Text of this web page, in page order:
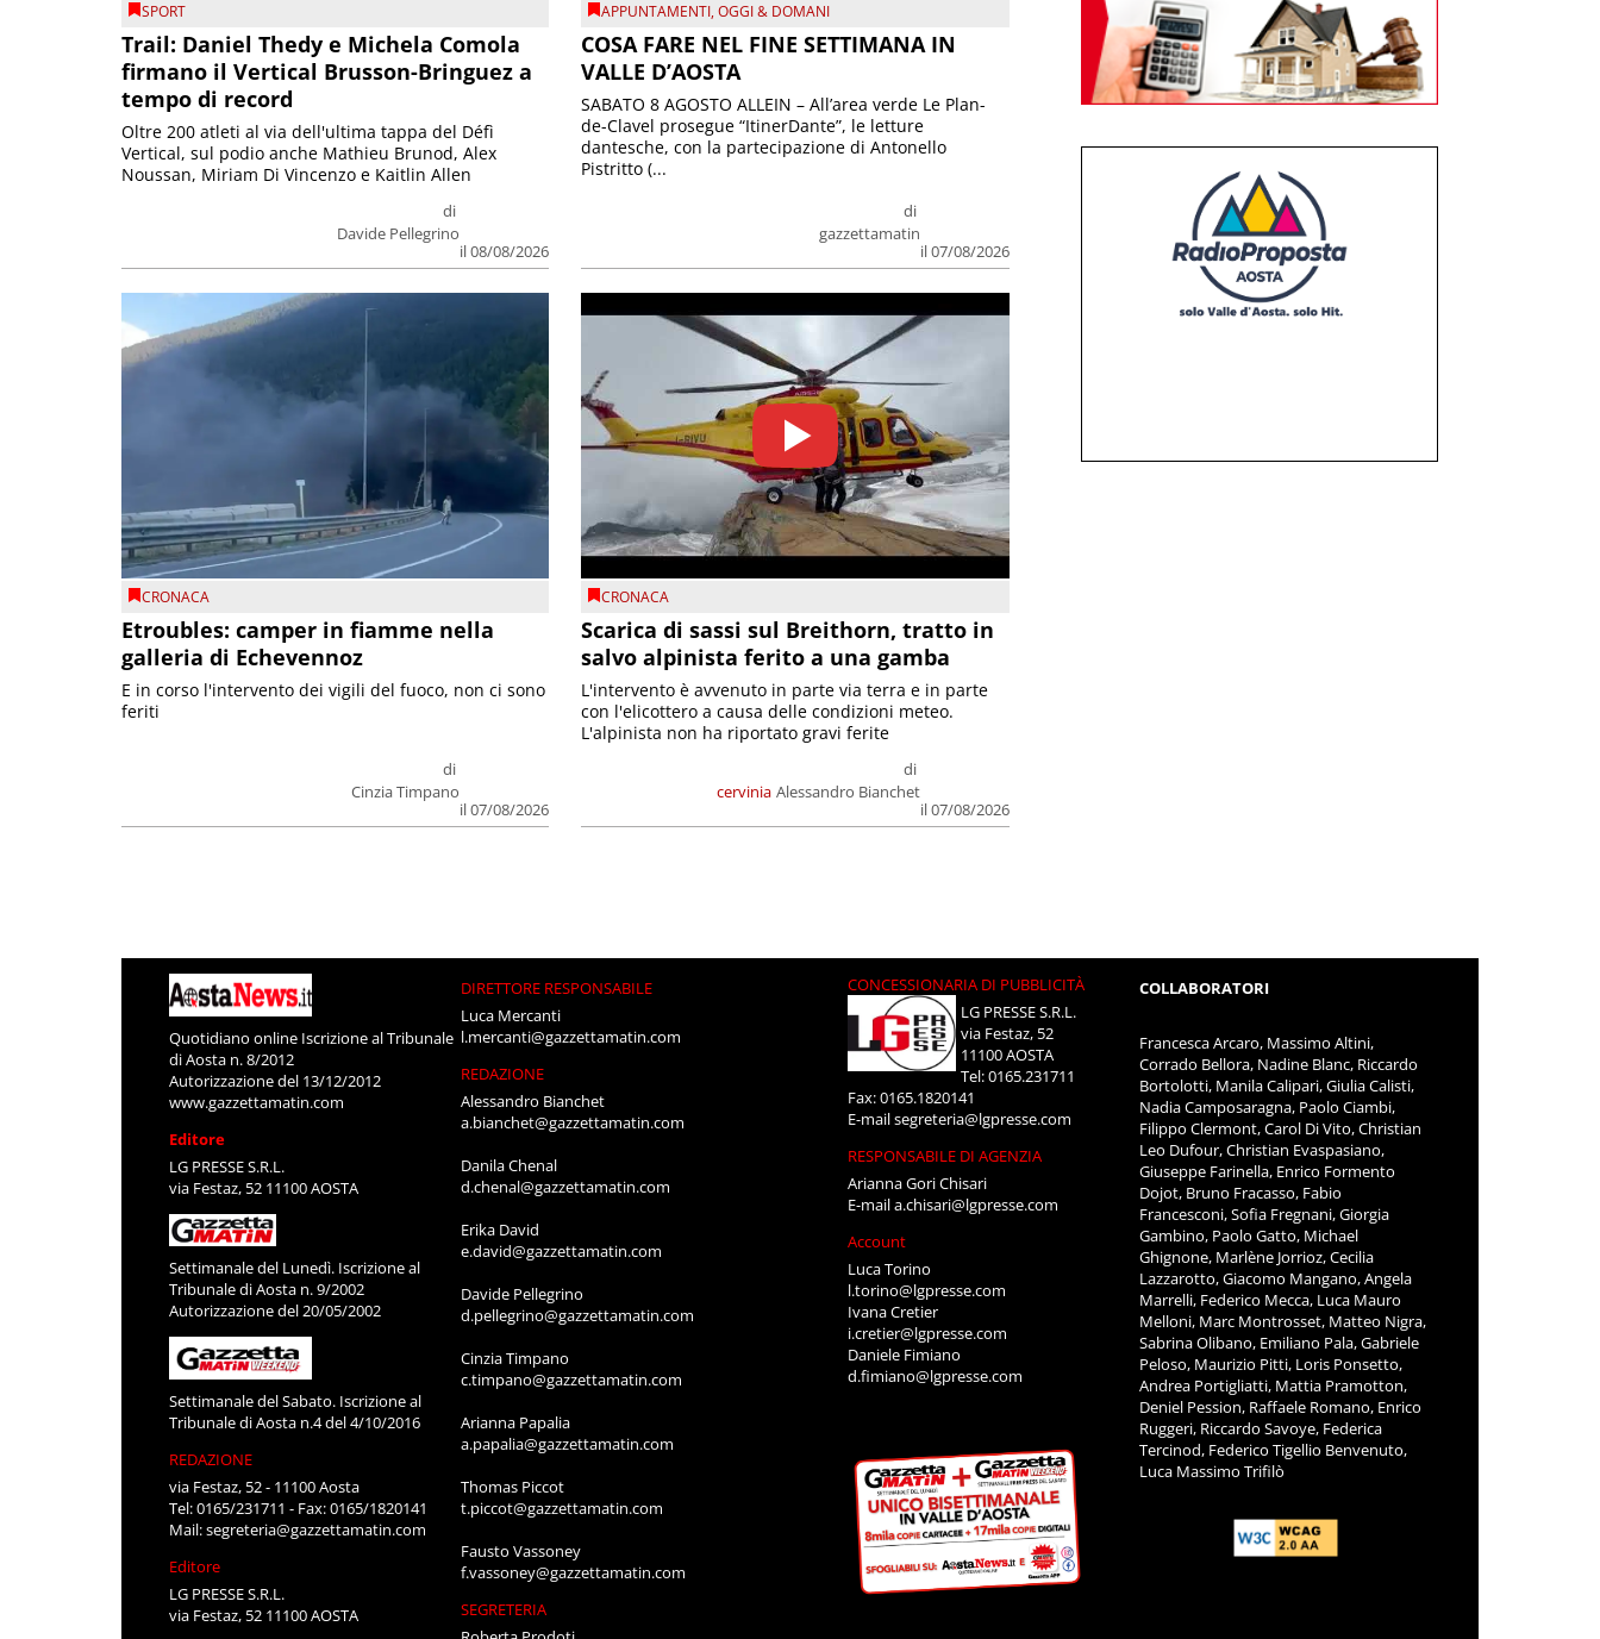
SPORT
Trail: Daniel Thedy e Michela Comola
firmano il Vertical Brusson-Bringuez a
tempo di record
di
Davide Pellegrino
il 08/08/2026
Oltre 200 atleti al via dell'ultima tappa del Défì
Vertical, sul podio anche Mathieu Brunod, Alex
Noussan, Miriam Di Vincenzo e Kaitlin Allen
APPUNTAMENTI,OGGI & DOMANI
COSA FARE NEL FINE SETTIMANA IN
VALLE D’AOSTA
di
gazzettamatin
il 07/08/2026
SABATO 8 AGOSTO ALLEIN – All’area verde Le Plan-
de-Clavel prosegue “ItinerDante”, le letture
dantesche, con la partecipazione di Antonello
Pistritto (...
CRONACA
Etroubles: camper in fiamme nella
galleria di Echevennoz
di
Cinzia Timpano
il 07/08/2026
E in corso l'intervento dei vigili del fuoco, non ci sono
feriti
CRONACA
Scarica di sassi sul Breithorn, tratto in
salvo alpinista ferito a una gamba
cervinia
di
Alessandro Bianchet
il 07/08/2026
L'intervento è avvenuto in parte via terra e in parte
con l'elicottero a causa delle condizioni meteo.
L'alpinista non ha riportato gravi ferite
Quotidiano online Iscrizione al Tribunale
di Aosta n. 8/2012
Autorizzazione del 13/12/2012
www.gazzettamatin.com
Editore
LG PRESSE S.R.L.
via Festaz, 52 11100 AOSTA
Settimanale del Lunedì. Iscrizione al
Tribunale di Aosta n. 9/2002
Autorizzazione del 20/05/2002
Settimanale del Sabato. Iscrizione al
Tribunale di Aosta n.4 del 4/10/2016
REDAZIONE
via Festaz, 52 - 11100 Aosta
Tel: 0165/231711 - Fax: 0165/1820141
Mail:segreteria@gazzettamatin.com
Editore
LG PRESSE S.R.L.
via Festaz, 52 11100 AOSTA
DIRETTORE RESPONSABILE
Luca Mercanti
l.mercanti@gazzettamatin.com
REDAZIONE
Alessandro Bianchet
a.bianchet@gazzettamatin.com
Danila Chenal
d.chenal@gazzettamatin.com
Erika David
e.david@gazzettamatin.com
Davide Pellegrino
d.pellegrino@gazzettamatin.com
Cinzia Timpano
c.timpano@gazzettamatin.com
Arianna Papalia
a.papalia@gazzettamatin.com
Thomas Piccot
t.piccot@gazzettamatin.com
Fausto Vassoney
f.vassoney@gazzettamatin.com
SEGRETERIA
CONCESSIONARIA DI PUBBLICITÀ
LG PRESSE S.R.L.
via Festaz, 52
11100 AOSTA
Tel: 0165.231711
Fax: 0165.1820141
E-mailsegreteria@lgpresse.com
RESPONSABILE DI AGENZIA
Arianna Gori Chisari
E-maila.chisari@lgpresse.com
Account
Luca Torino
l.torino@lgpresse.com
Ivana Cretier
i.cretier@lgpresse.com
Daniele Fimiano
d.fimiano@lgpresse.com
COLLABORATORI
Francesca Arcaro, Massimo Altini,
Corrado Bellora, Nadine Blanc, Riccardo
Bortolotti, Manila Calipari, Giulia Calisti,
Nadia Camposaragna, Paolo Ciambi,
Filippo Clermont, Carol Di Vito, Christian
Leo Dufour, Christian Evaspasiano,
Giuseppe Farinella, Enrico Formento
Dojot, Bruno Fracasso, Fabio
Francesconi, Sofia Fregnani, Giorgia
Gambino, Paolo Gatto, Michael
Ghignone, Marlène Jorrioz, Cecilia
Lazzarotto, Giacomo Mangano, Angela
Marrelli, Federico Mecca, Luca Mauro
Melloni, Marc Montrosset, Matteo Nigra,
Sabrina Olibano, Emiliano Pala, Gabriele
Peloso, Maurizio Pitti, Loris Ponsetto,
Andrea Portigliatti, Mattia Pramotton,
Deniel Pession, Raffaele Romano, Enrico
Ruggeri, Riccardo Savoye, Federica
Tercinod, Federico Tigellio Benvenuto,
Luca Massimo Trifilò